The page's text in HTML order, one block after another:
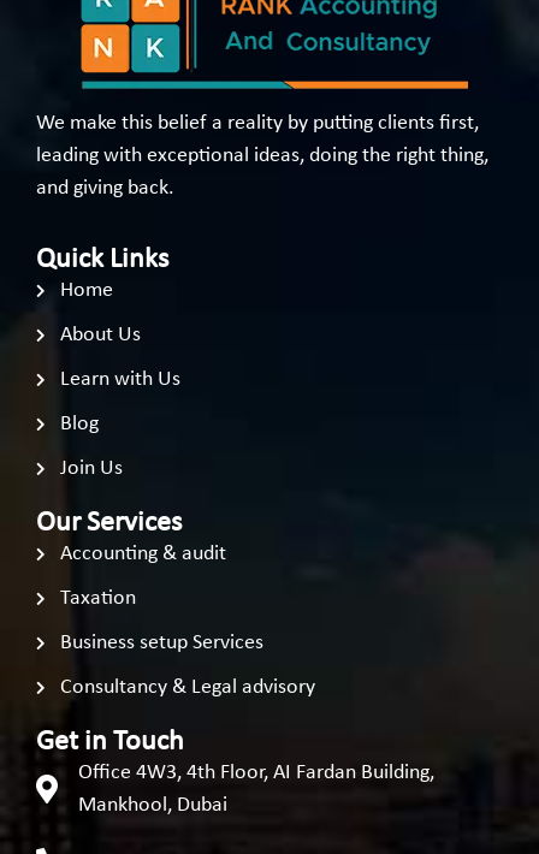
We make this belief a reality by putting clients first,
leading with exceptional ideas, doing the right thing,
and giving back.
Quick Links
Home
About Us
Learn with Us
Blog
Join Us
Our Services
Accounting & audit
Taxation
Business setup Services
Consultancy & Legal advisory
Get in Touch
Office 4W3, 4th Floor, AI Fardan Building,
Mankhool, Dubai